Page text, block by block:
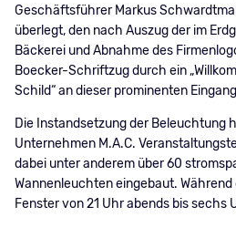
Geschäftsführer Markus
überlegt, den nach Auszug der im
Bäckerei und Abnahme des
Boecker-Schriftzug durch ein
Schild“ an dieser prominenten
Die Instandsetzung der Beleuchtung
Unternehmen M.A.C.
dabei unter anderem über 60
Wannenleuchten eingebaut.
Fenster von 21 Uhr abends bis sechs